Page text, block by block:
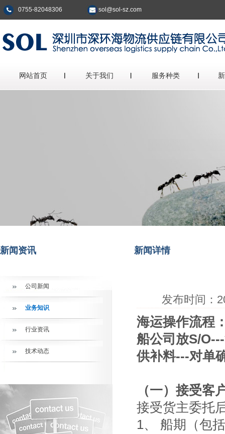
0755-82048306sol@sol-sz.com
网站首页 关于我们 服务种类
新闻资讯
公司新闻
业务知识
行业资讯
技术动态
新闻详情
发布时间：
海运操作流程
船公司放S/
供补料---对单
（一）接受客
接受货主委托
1、 船期（包